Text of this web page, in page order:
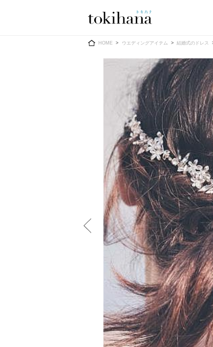
Ring
すべてのアイテム
指輪ショップ一覧
ウエ
ウエ
送）
カラ
カラー
和装
メンズ
メンズ
小物
すべ
ドレ
HOME ウエディングアイテム 結婚式のドレス